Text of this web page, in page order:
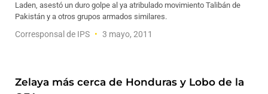
Laden, asestó un duro golpe al ya atribulado movimiento Talibán de
Pakistán y a otros grupos armados similares.
Corresponsal de IPS 3 mayo, 2011
Zelaya más cerca de Honduras y Lobo de la